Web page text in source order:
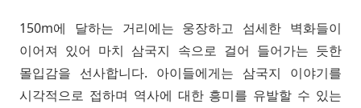
150m에 달하는 거리에는 웅장하고 섬세한 벽화들이
이어져 있어 마치 삼국지 속으로 걸어 들어가는 듯한
몰입감을 선사합니다. 아이들에게는 삼국지 이야기를
시각적으로 접하며 역사에 대한 흥미를 유발할 수 있는